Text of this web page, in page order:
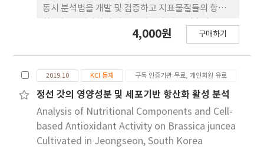
berberine 및 palmatine의 함량을 분석한 결과
palmatine은 검출되지 않았으며 berberine의 함
량은 발효에 따라 증가함을 확인할 수 있었다.
동시 분석법을 개발 및 검증하고 지표물질들의 항산
제공하고자 하였다. 표 준물질들의 동시 분석법은 특
항산화 활성은 FRAP 활성, reducing power 및 아
질산염 소거능 실험으로 측정하였다. HPLCPDA를
이용하여 berberine과 palmatine의 혼합용액을
분 석하였을 때, 두 물질이 간섭 없이 선택적으로 분리
되었 음을 확인하였다. Berberine 및 palmatine의
검량선의 상관 계수 값은 모두 0.9999로 우수한 직선
4,000원 구매하기
2019.10 KCI 등재 구독 인증기관 무료, 개인회원 유료
정선 갓의 영양성분 및 세포기반 항산화 활성 분석
Analysis of Nutritional Components and Cell-
based Antioxidant Activity on Brassica juncea
Cultivated in Jeongseon, South Korea